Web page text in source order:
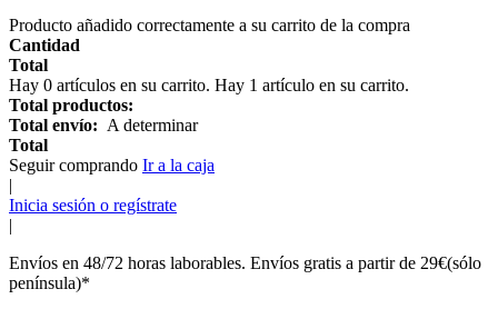
Producto añadido correctamente a su carrito de la compra
Cantidad
Total
Hay 0 artículos en su carrito. Hay 1 artículo en su carrito.
Total productos:
Total envío: A determinar
Total
Seguir comprando Ir a la caja
|
Inicia sesión o regístrate
|
Envíos en 48/72 horas laborables. Envíos gratis a partir de 29€(sólo
península)*